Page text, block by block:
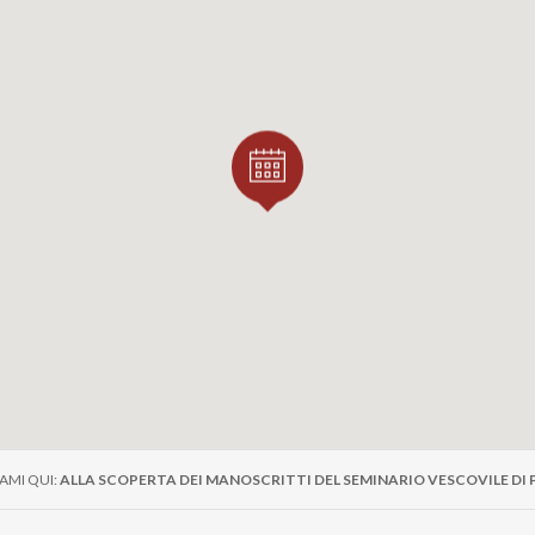
occasione si apre alla curiosità di chi vuole conoscere
QUI:ALLA SCOPERTA DEI MANOSCRITTI DEL SEMINARIO VESCOVILE DI